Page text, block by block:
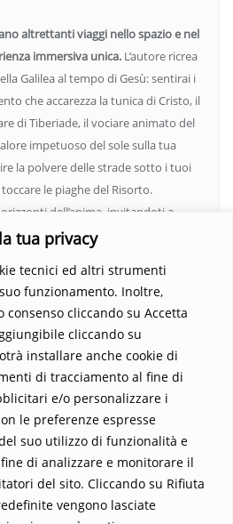
tua privacy
tecnici ed altri strumenti
funzionamento. Inoltre,
cliccando su Accetta
cliccando su
installare anche cookie di
di tracciamento al fine di
e/o personalizzare i
le preferenze espresse
suo utilizzo di funzionalità e
di analizzare e monitorare il
del sito. Cliccando su Rifiuta
vengono lasciate
altrettanti viaggi nello spazio e nel
immersiva unica. L’autore ricrea
Galilea al tempo di Gesù: sentirai i
che accarezza la tunica di Cristo, il
di Tiberiade, il vociare animato del
impetuoso del sole sulla tua
la polvere delle strade sotto i tuoi
le piaghe del Risorto.
dell’anima, invitandoti a
Scopri un mondo in cui
l’occasione di immergerti in
Acquista il libro e lascia che la
Contatti